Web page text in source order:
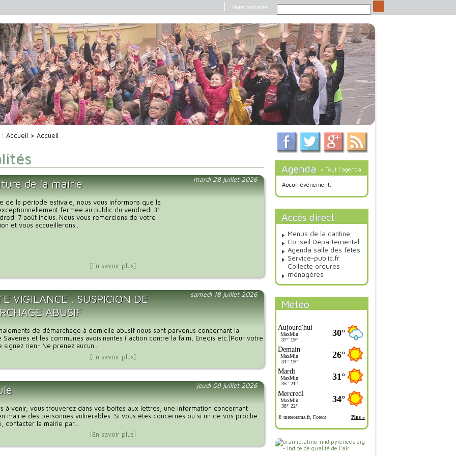
Nous contacter
:Accueil > Accueil
mardi 28 juillet 2026
de la mairie
de la période estivale, nous vous informons que la
fermée au public du vendredi 31
7 août inclus. Nous vous remercions de votre
et vous accueillerons...
[En savoir plus]
samedi 18 juillet 2026
VIGILANCE . SUSPICION DE
ABUSIF
de démarchage à domicile abusif nous sont parvenus concernant la
Savenès et les communes avoisinantes ( action contre la faim, Enedis etc.)Pour votre
signez rien- Ne prenez aucun...
[En savoir plus]
jeudi 09 juillet 2026
à venir, vous trouverez dans vos boites aux lettres, une information concernant
mairie des personnes vulnérables. Si vous êtes concernés ou si un de vos proche
contacter la mairie par...
[En savoir plus]
Agenda > Tout l'agenda
Aucun évènement.
Accès direct
Menus de la cantine
Conseil Départemental
Agenda salle des fêtes
Service-public.fr
Collecte ordures
ménagères
Météo